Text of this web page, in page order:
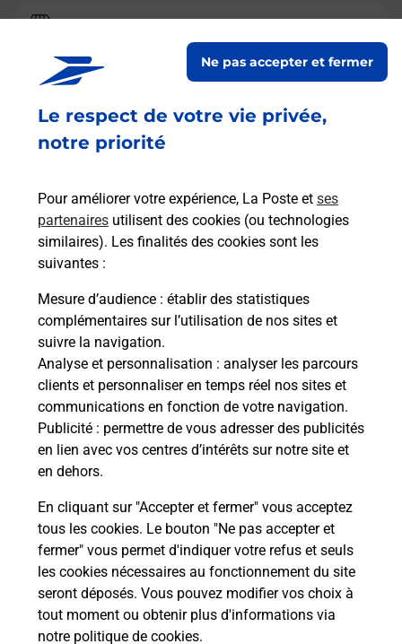
Le respect de votre vie privée,
notre priorité
Pour améliorer votre expérience, La Poste et ses
partenaires utilisent des cookies (ou technologies
similaires). Les finalités des cookies sont les
suivantes :
Mesure d’audience : établir des statistiques
complémentaires sur l’utilisation de nos sites et
suivre la navigation.
Analyse et personnalisation : analyser les parcours
clients et personnaliser en temps réel nos sites et
communications en fonction de votre navigation.
Publicité : permettre de vous adresser des publicités
en lien avec vos centres d’intérêts sur notre site et
en dehors.
En cliquant sur "Accepter et fermer" vous acceptez
tous les cookies. Le bouton "Ne pas accepter et
fermer" vous permet d'indiquer votre refus et seuls
les cookies nécessaires au fonctionnement du site
seront déposés. Vous pouvez modifier vos choix à
tout moment ou obtenir plus d'informations via
notre politique de cookies.
Ne pas accepter et fermer
La Poste Relais
PAU BAYARD CARREFOUR CITY
jusqu'à 10h00
RUE BAYARD
64000 PAU
Malin !
La Poste
en ligne
Ouvert 24h/24
En savoir plus
Pyrénées Atlantiques
CONSIGNE CRF CITY PAU